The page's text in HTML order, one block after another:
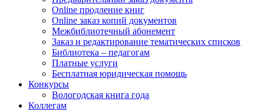
Online продление книг
Online заказ копий документов
Межбиблиотечный абонемент
Заказ и редактирование тематических списков
Библиотека – педагогам
Платные услуги
Бесплатная юридическая помощь
Конкурсы
Вологодская книга года
Коллегам